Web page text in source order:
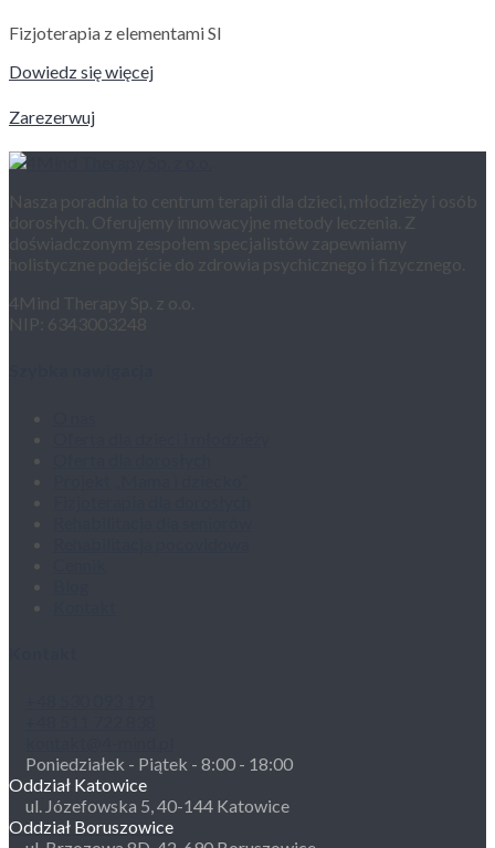
Fizjoterapia z elementami SI
Dowiedz się więcej
Zarezerwuj
Nasza poradnia to centrum terapii dla dzieci, młodzieży i osób
dorosłych. Oferujemy innowacyjne metody leczenia. Z
doświadczonym zespołem specjalistów zapewniamy
holistyczne podejście do zdrowia psychicznego i fizycznego.
4Mind Therapy Sp. z o.o.
NIP: 6343003248
Poniedziałek - Piątek - 8:00 - 18:00
Oddział Katowice
ul. Józefowska 5, 40-144 Katowice
Oddział Boruszowice